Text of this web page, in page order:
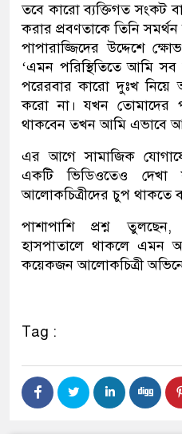
তবে কারো ব্যক্তিগত সংকট
করার প্রবণতাকে তিনি
পাপারাজ্জিদের উদ্দেশে
‘এমন পরিস্থিতিতে আমি
পরেরবার কারো দুঃখ নিয়ে
করো না। যখন তোমাদের
থাকবেন তখন আমি এভাবে
এর আগে সামাজিক
একটি ভিডিওতেও দেখা
আলোকচিত্রীদের চুপ থাকতে
পাশাপাশি প্রশ্ন
হাসপাতালে থাকলে এমন
কয়েকজন আলোকচিত্রী
Tag :